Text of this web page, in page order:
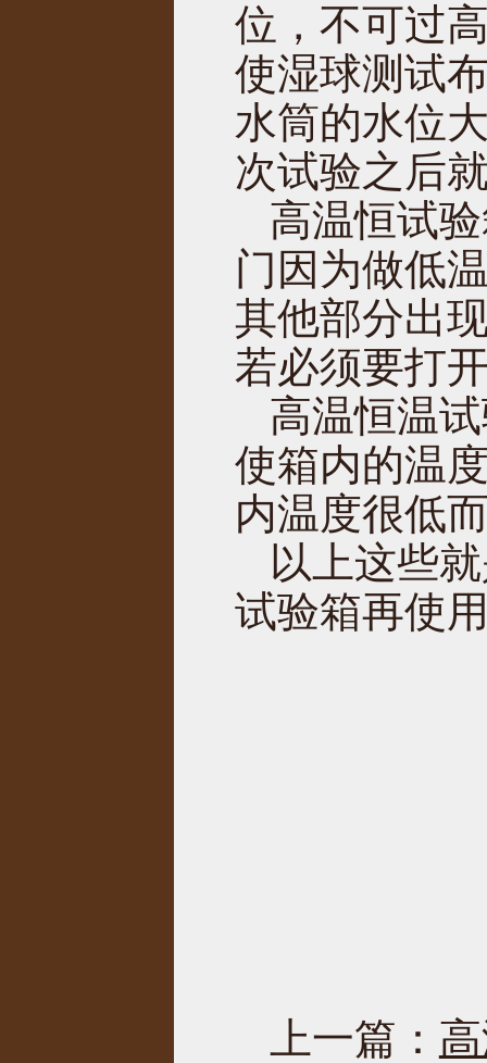
位，不可过
使湿球测试
水筒的水位
次试验之后
高温恒试
门因为做低
其他部分出
若必须要打
高温恒温
使箱内的温
内温度很低
以上这些
试验箱再使
上一篇：